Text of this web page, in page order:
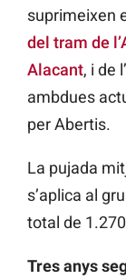
suprimeixen
del tram de
Alacant, i de
ambdues
per Abertis.
La pujada
s’aplica al
total de
Tres anys